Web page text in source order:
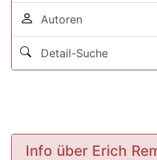
Autoren
Detail-Suche
Info über Erich